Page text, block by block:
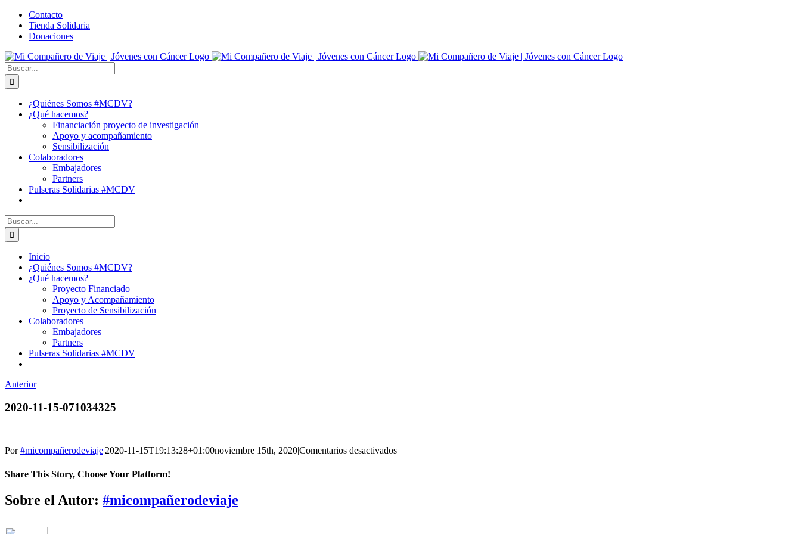
Saltar
contenido
Facebook
YouTube
Instagram
Correo
electrónico
WhatsAppContacto
Tienda Solidaria
Donaciones
Buscar:
¿Quiénes Somos #MCDV?
¿Qué hacemos?
Financiación proyecto de investigación
Apoyo y acompañamiento
Sensibilización
Colaboradores
Embajadores
Partners
Pulseras Solidarias #MCDV
Buscar:
Inicio
¿Quiénes Somos #MCDV?
¿Qué hacemos?
Proyecto Financiado
Apoyo y Acompañamiento
Proyecto de Sensibilización
Colaboradores
Embajadores
Partners
Pulseras Solidarias #MCDV
Anterior
2020-11-15-071034325
Por#micompañerodeviaje|2020-11-15T19:13:28+01:00noviembre 15th, 2020|Comentarios desactivadosen
Share This Story, Choose Your Platform!
Facebook
X
Reddit
LinkedIn
Tumblr
Pinterest
Vk
Correo
electrónico
Sobre el Autor: #micompañerodeviaje